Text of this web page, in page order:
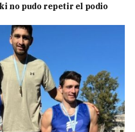
no pudo repetir el podio